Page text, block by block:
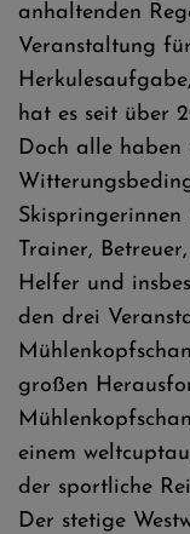
anhaltenden
Veranstaltung
hat es seit über
Doch alle haben
Trainer,
Helfer und
den drei
großen
einem
der sportliche
Der stetige